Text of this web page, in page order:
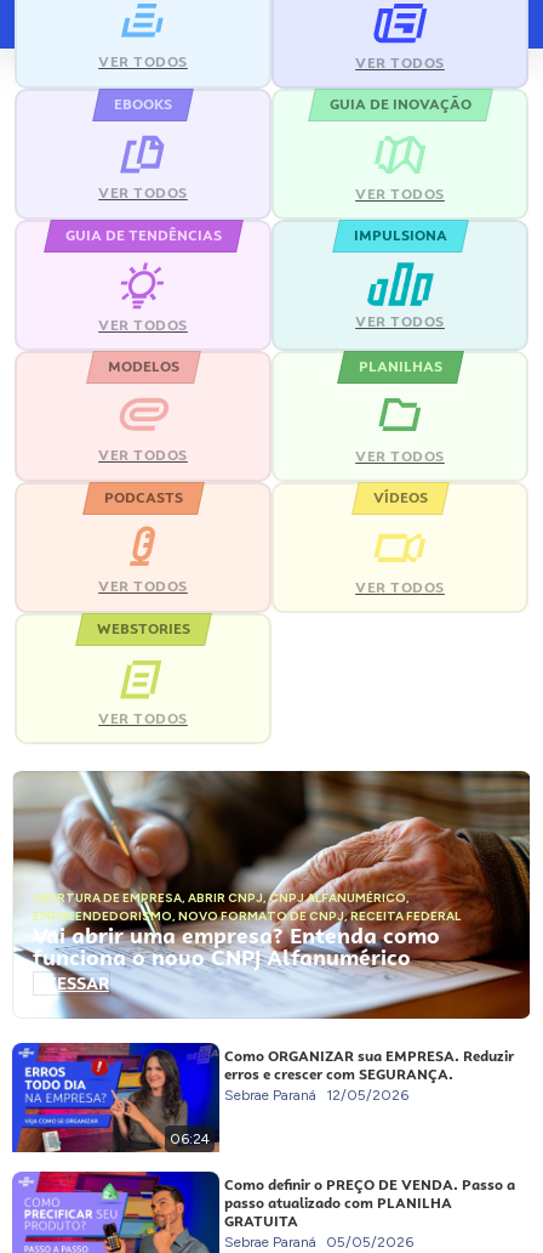
VER TODOS VER TODOS
EBOOKS
VER TODOS
GUIA DE INOVAÇÃO
VER TODOS
GUIA DE TENDÊNCIAS
VER TODOS
IMPULSIONA
VER TODOS
MODELOS
VER TODOS
PLANILHAS
VER TODOS
PODCASTS
VER TODOS
VÍDEOS
VER TODOS
WEBSTORIES
VER TODOS
ABERTURA DE EMPRESA, ABRIR CNPJ,CNPJ ALFANUMÉRICO,
EMPREENDEDORISMO, NOVO FORMATO DE CNPJ,RECEITA FEDERAL
Vai abrir uma empresa? Entenda como
funciona o novo CNPJ Alfanumérico
ACESSAR
06:24
Como ORGANIZAR sua EMPRESA. Reduzir
erros e crescer com SEGURANÇA.
Sebrae Paraná 12/05/2026
Como definir o PREÇO DE VENDA. Passo a
passo atualizado com PLANILHA
GRATUITA
Sebrae Paraná 05/05/2026